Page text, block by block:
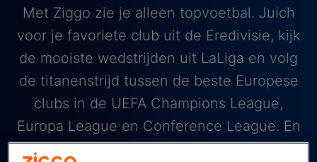
Met Ziggo zie je alleen topvoetbal. Juich
voor je favoriete club uit de Eredivisie, kijk
de mooiste wedstrijden uit LaLiga en volg
de titanenstrijd tussen de beste Europese
clubs in de UEFA Champions League,
Europa League en Conference League. En
het mooiste? Veel voetbal zit al standaard